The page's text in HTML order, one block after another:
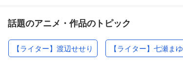
話題のアニメ・作品のトピック
【ライター】渡辺せせり 【ライター】七瀬まゆ